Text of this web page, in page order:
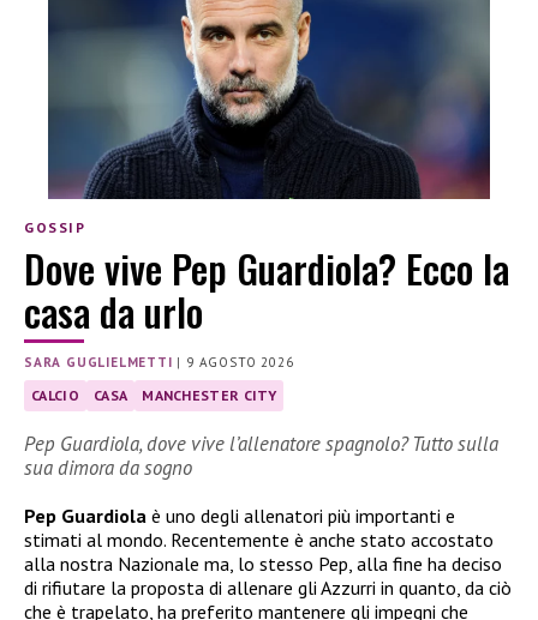
GOSSIP
Dove vive Pep Guardiola? Ecco la
casa da urlo
SARA GUGLIELMETTI | 9 AGOSTO 2026
CALCIO CASA MANCHESTER CITY
Pep Guardiola, dove vive l’allenatore spagnolo? Tutto sulla
sua dimora da sogno
Pep Guardiola è uno degli allenatori più importanti e
stimati al mondo. Recentemente è anche stato accostato
alla nostra Nazionale ma, lo stesso Pep, alla fine ha deciso
di rifiutare la proposta di allenare gli Azzurri in quanto, da ciò
che è trapelato, ha preferito mantenere gli impegni che